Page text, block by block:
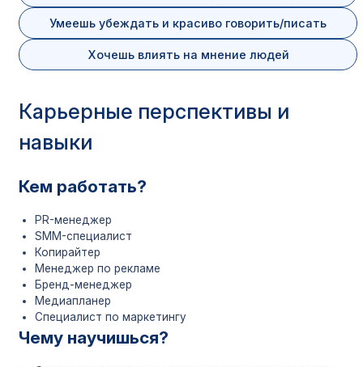
Умеешь убеждать и красиво говорить/писать
Хочешь влиять на мнение людей
Карьерные перспективы и
навыки
Кем работать?
PR-менеджер
SMM-специалист
Копирайтер
Менеджер по рекламе
Бренд-менеджер
Медиапланер
Специалист по маркетингу
Чему научишься?